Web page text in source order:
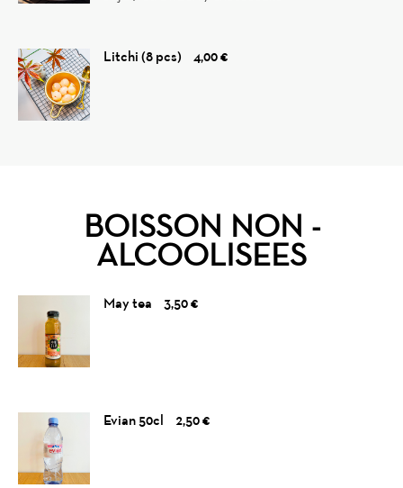
Litchi (8 pcs) 4,00 €
BOISSON NON -
ALCOOLISEES
May tea 3,50 €
Evian 50cl 2,50 €